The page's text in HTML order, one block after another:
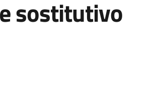
sostitutivo